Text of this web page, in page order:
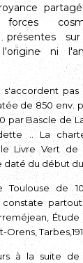
présentes
l'origine ni
s'accordent
de 850 env.
par Bascle de
.. La
Livre Vert de
du début du
Toulouse de
constate
à la suite de